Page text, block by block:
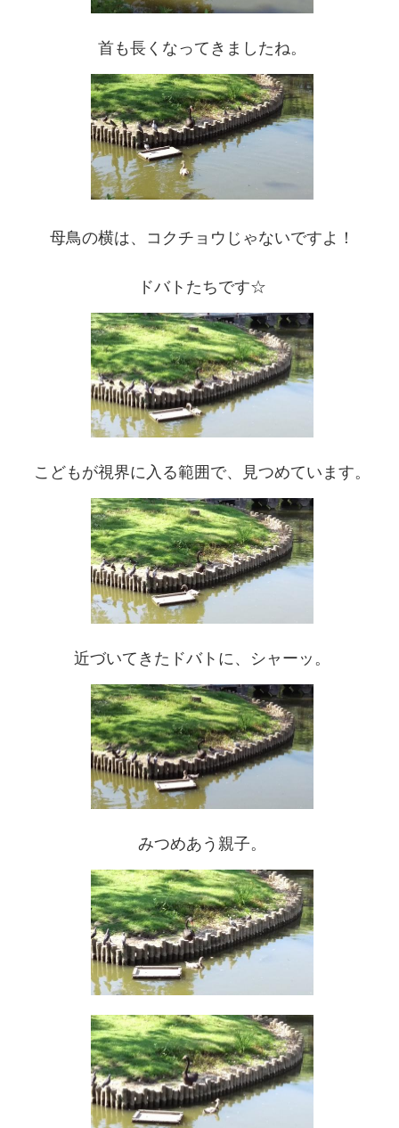
首も長くなってきましたね。
母鳥の横は、コクチョウじゃないですよ！
ドバトたちです☆
こどもが視界に入る範囲で、見つめています。
近づいてきたドバトに、シャーッ。
みつめあう親子。